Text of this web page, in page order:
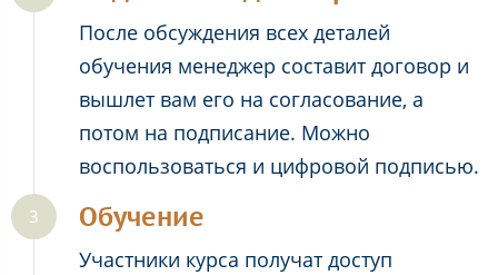
После обсуждения всех деталей
обучения менеджер составит договор и
вышлет вам его на согласование, а
потом на подписание. Можно
воспользоваться и цифровой подписью.
Обучение
Участники курса получат доступ